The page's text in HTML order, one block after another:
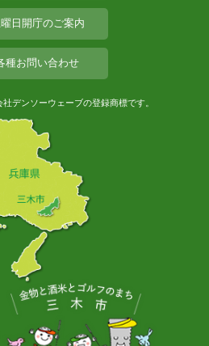
日開庁のご案内
種お問い合わせ
社デンソーウェーブの登録商標です。